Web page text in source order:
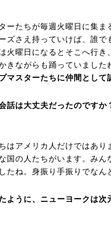
ーたちが毎週火曜日に集ま
ズさえ持っていけば、誰
火曜日になるとそこへ行
きながらも踊っていました
マスターたちに仲間として
は大丈夫だったのですか
はアメリカ人だけではあり
国の人たちがいます。み
たね。身振り手振りでなん
うに、ニューヨークは次